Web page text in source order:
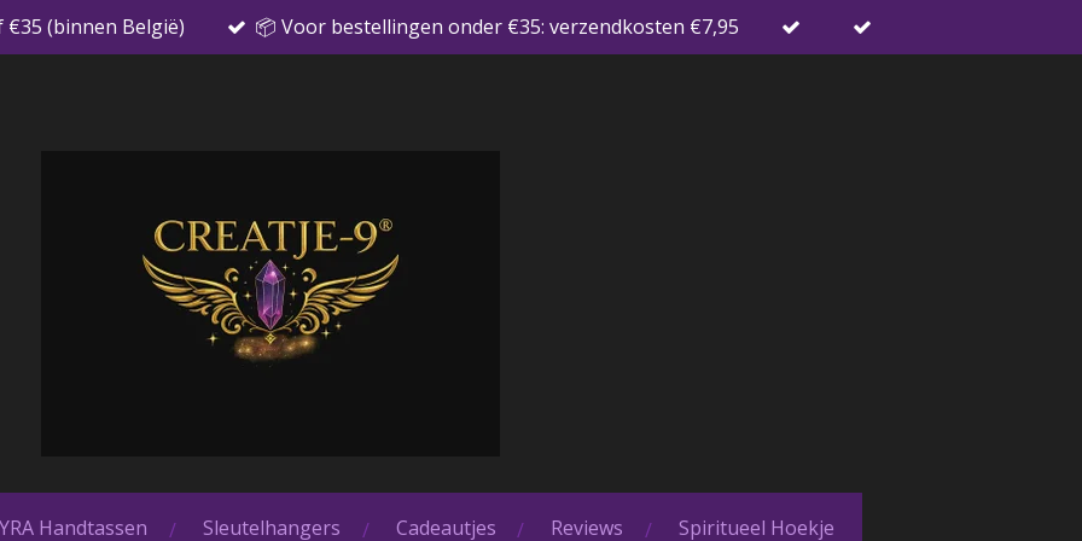
€35 (binnen België) 📦 Voor bestellingen onder €35: verzendkosten €7,95
Handtassen Sleutelhangers Cadeautjes Reviews
Spiritueel Hoekje